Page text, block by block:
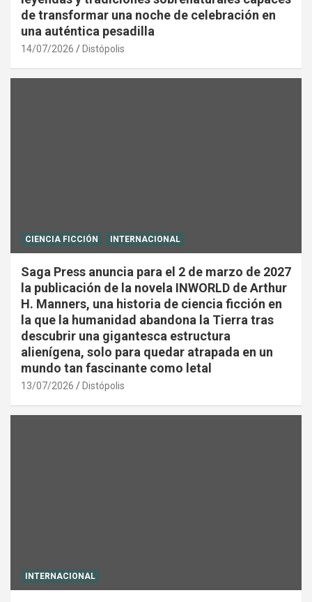
de transformar una noche de celebración en
una auténtica pesadilla
14/07/2026 Distópolis
CIENCIA FICCIÓN INTERNACIONAL
Saga Press anuncia para el 2 de marzo de 2027
la publicación de la novela INWORLD de Arthur
H. Manners, una historia de ciencia ficción en
la que la humanidad abandona la Tierra tras
descubrir una gigantesca estructura
alienígena, solo para quedar atrapada en un
mundo tan fascinante como letal
13/07/2026 Distópolis
INTERNACIONAL